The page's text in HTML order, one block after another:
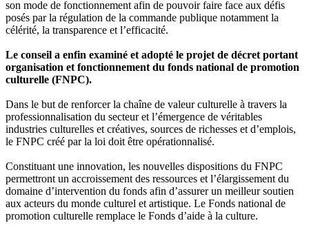
son mode de fonctionnement afin de pouvoir faire face aux défis
posés par la régulation de la commande publique notamment la
célérité, la transparence et l’efficacité.
Le conseil a enfin examiné et adopté le projet de décret portant
organisation et fonctionnement du fonds national de promotion
culturelle (FNPC).
Dans le but de renforcer la chaîne de valeur culturelle à travers la
professionnalisation du secteur et l’émergence de véritables
industries culturelles et créatives, sources de richesses et d’emplois,
le FNPC créé par la loi doit être opérationnalisé.
Constituant une innovation, les nouvelles dispositions du FNPC
permettront un accroissement des ressources et l’élargissement du
domaine d’intervention du fonds afin d’assurer un meilleur soutien
aux acteurs du monde culturel et artistique. Le Fonds national de
promotion culturelle remplace le Fonds d’aide à la culture.